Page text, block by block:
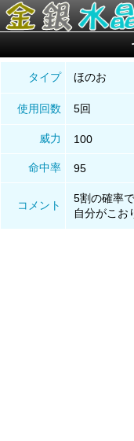
タイプ ほのお
使用回数 5回
威力 100
命中率 95
コメント
5割の確率
自分がこお